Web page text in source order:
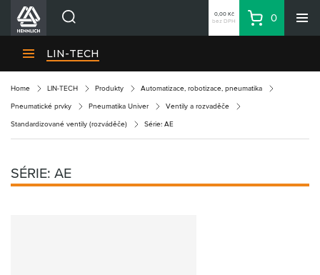
Divize HENNLICH
Blog
O firmě
Kontakty
0,00 Kč
bez DPH
Košík
0
LIN-TECH
Home LIN-TECH Produkty Automatizace, robotizace, pneumatika
Pneumatické prvky Pneumatika Univer Ventily a rozvaděče
Standardizované ventily (rozváděče) Série: AE
SÉRIE: AE